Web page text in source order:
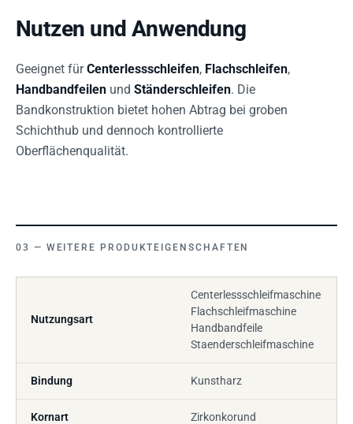
Nutzen und Anwendung
Geeignet fürCenterlessschleifen, Flachschleifen,
Handbandfeilen und Ständerschleifen. Die
Bandkonstruktion bietet hohen Abtrag bei groben
Schichthub und dennoch kontrollierte
Oberflächenqualität.
WEITERE PRODUKTEIGENSCHAFTEN
Nutzungsart
Centerlessschleifmaschine
Flachschleifmaschine
Handbandfeile
Staenderschleifmaschine
Bindung Kunstharz
Kornart Zirkonkorund